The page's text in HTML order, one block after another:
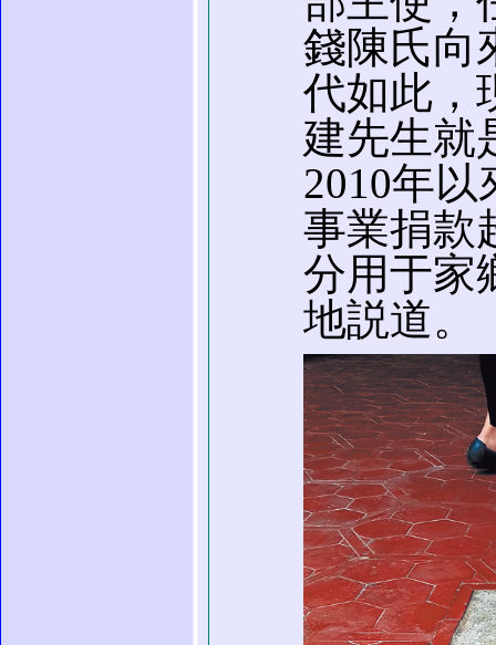
錢陳氏向
代如此，
建先生就
2010年
事業捐款
分用于家
地説道。